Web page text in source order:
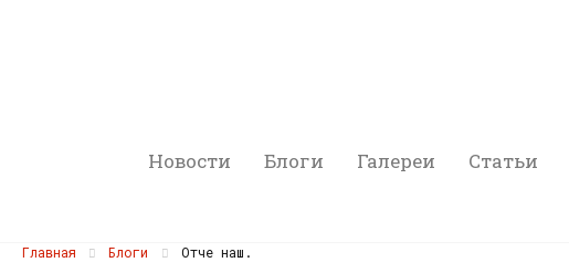
Новости Блоги Галереи Статьи
Главная Блоги Отче наш.